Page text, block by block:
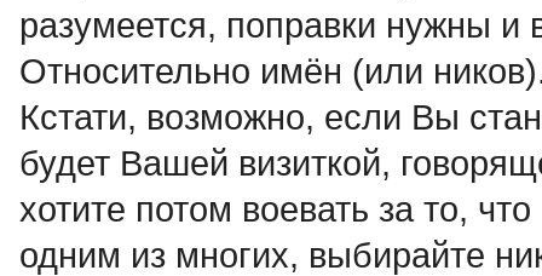
разумеется, поправки нужны и
Относительно имён (или
Кстати, возможно, если Вы
будет Вашей визиткой,
хотите потом воевать за то,
одним из многих, выбирайте